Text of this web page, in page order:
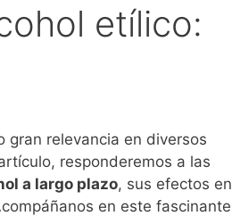
etílico:
gran relevancia en diversos
responderemos a las
a largo plazo, sus efectos en
en este fascinante